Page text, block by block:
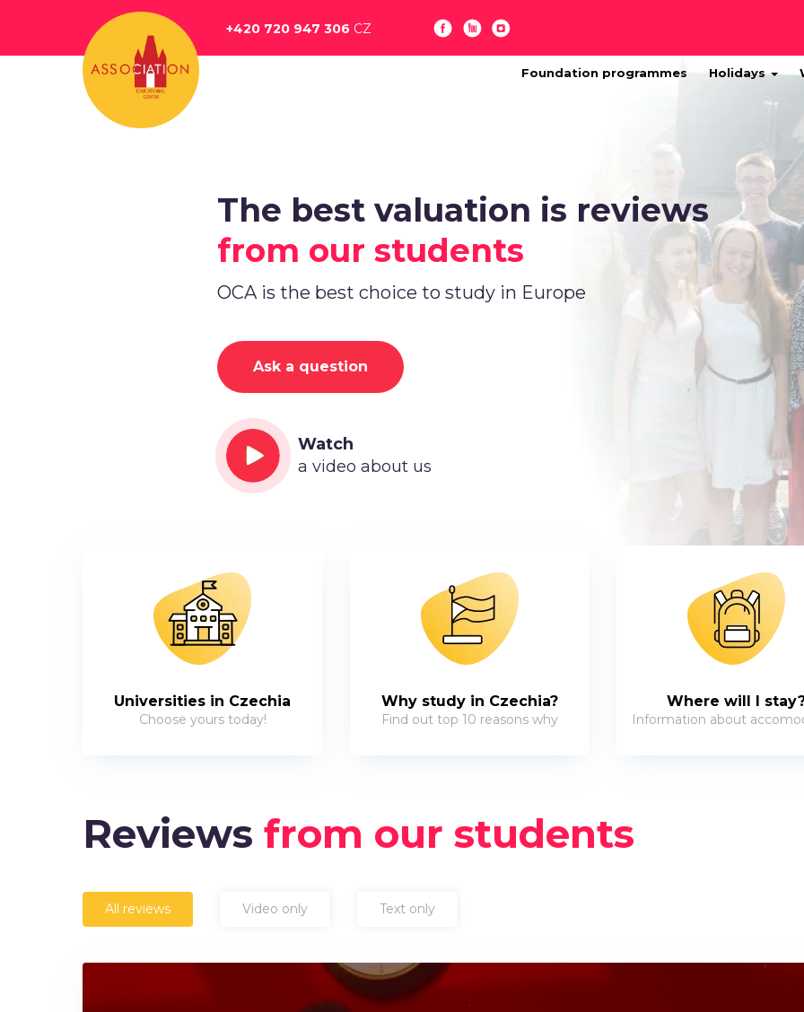
содержанию
+420 720 947 306 CZ
Foundation programmes Holidays
The best valuation is reviews
from our students
OCA is the best choice to study in Europe
Ask a question
Watch
a video about us
Universities in Czechia
Choose yours today!
Why study in Czechia?
Find out top 10 reasons why
Where will I
Information about
Reviews from our students
All reviews Video only Text only